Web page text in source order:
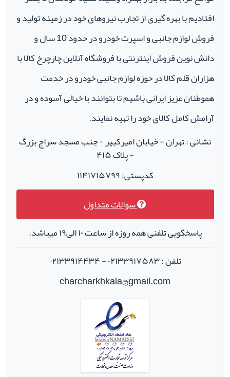
افتادیم با بهره گیری از تجارب نیروهای خود در زمینه تولید و
فروش لوازم جانبی و اسپرت خودرو در حدود 10 سال و
دانش نوین فروش اینترنتی با فروشگاه آنلاین چارچرخ کالا با
هزاران قلم کالا در حوزه لوازم جانبی خودرو در خدمت
هموطنان عزیز ایرانی باشیم تا بتوانند با خیالی آسوده و در
آرامش کامل کالای خود را تهیه نمایند.
نشانی : تهران - خیابان امیرکبیر - جنب مسجد سراج بزرگ
- پلاک ۴۱۵
کدپستی: ۱۱۴۱۷۱۵۷۹۹
سوالات متداول
پاسخگویی تلفنی همه روزه از ساعت ۱۰ الی۱۹ میباشد.
تلفن : ۰۲۱۳۳۹۱۷۵۸۳ - ۰۲۱۳۳۹۱۴۴۳۴
charcharkhkala@gmail.com